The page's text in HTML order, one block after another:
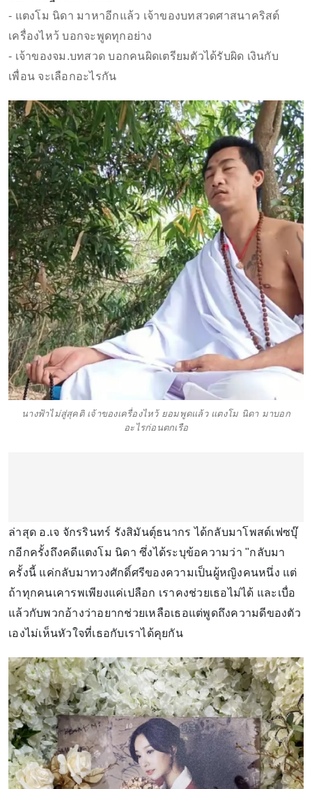
- แตงโม นิดา มาหาอีกแล้ว เจ้าของบทสวดศาสนาคริสต์
เครื่องไหว้ บอกจะพูดทุกอย่าง
- เจ้าของจม.บทสวด บอกคนผิดเตรียมตัวได้รับผิด เงินกับ
เพื่อน จะเลือกอะไรกัน
นางฟ้าไม่สู่สุคติ เจ้าของเครื่องไหว้ ยอมพูดแล้ว แตงโม นิดา มาบอก
อะไรก่อนตกเรือ
ล่าสุด อ.เจ จักรรินทร์ รังสิมันตุ์ธนากร ได้กลับมาโพสต์เฟซบุ๊
กอีกครั้งถึงคดีแตงโม นิดา ซึ่งได้ระบุข้อความว่า "กลับมา
ครั้งนี้ แค่กลับมาทวงศักดิ์ศรีของความเป็นผู้หญิงคนหนึ่ง แต่
ถ้าทุกคนเคารพเพียงแค่เปลือก เราคงช่วยเธอไม่ได้ และเบื่อ
แล้วกับพวกอ้างว่าอยากช่วยเหลือเธอแต่พูดถึงความดีของตัว
เองไม่เห็นหัวใจที่เธอกับเราได้คุยกัน